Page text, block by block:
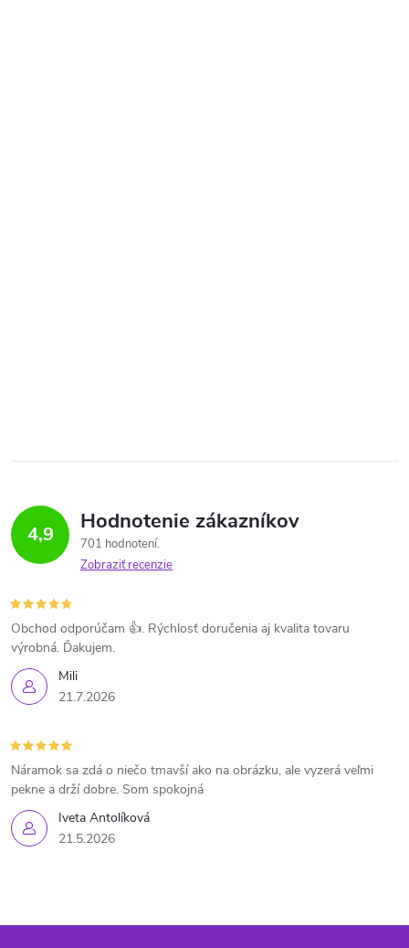
4,9 Hodnotenie zákazníkov
701 hodnotení
Zobraziť recenzie
Mili
21.7.2026
Obchod odporúčam 👍. Rýchlosť doručenia aj kvalita tovaru
výrobná. Ďakujem.
Iveta Antolíková
21.5.2026
Náramok sa zdá o niečo tmavší ako na obrázku, ale vyzerá veľmi
pekne a drží dobre. Som spokojná